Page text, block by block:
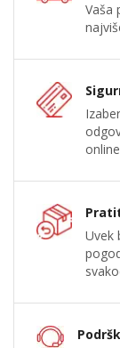
Vaša
Uvek